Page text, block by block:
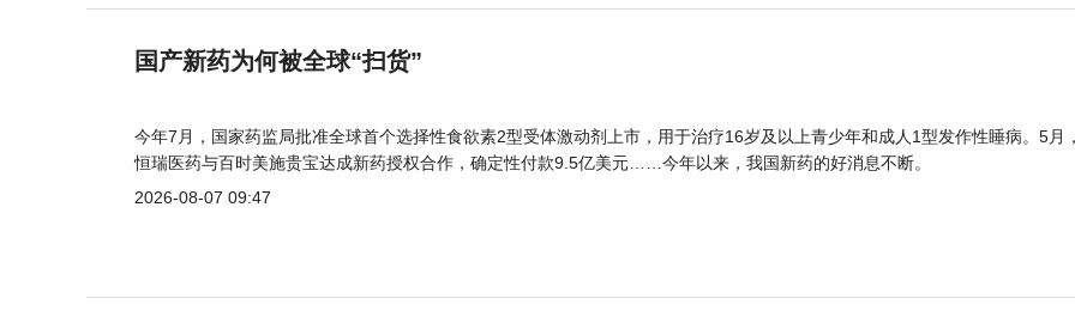
国产新药为何被全球“扫货”
今年7月，国家药监局批准全球首个选择性食欲素2型受体激动剂上市，用于治疗16岁及以上青少年和成人1型发作性睡病。5月
恒瑞医药与百时美施贵宝达成新药授权合作，确定性付款9.5亿美元……今年以来，我国新药的好消息不断。
2026-08-07 09:47